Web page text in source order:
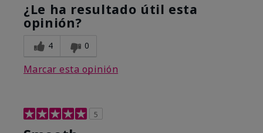
¿Le ha resultado útil esta
opinión?
4 0
Marcar esta opinión
5